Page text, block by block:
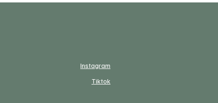
Instagram
Tiktok